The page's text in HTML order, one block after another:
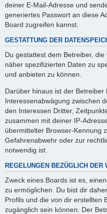
deiner E-Mail-Adresse und
generiertes Passwort an diese
Board zugreifen kannst.
GESTATTUNG DER
Du gestattest dem Betreiber,
näher spezifizierten Daten zu
und anbieten zu können.
Darüber hinaus ist der
Interessenabwägung zwischen
den Interessen Dritter,
zusammen mit deiner IP-
übermittelter Browser-Kennung
Gefahrenabwehr oder zur
notwendig ist.
REGELUNGEN BEZÜGLICH DER
Zweck eines Boards ist es,
zu ermöglichen. Du bist dir
Profils und die von dir erstellten
zugänglich sein können. Der